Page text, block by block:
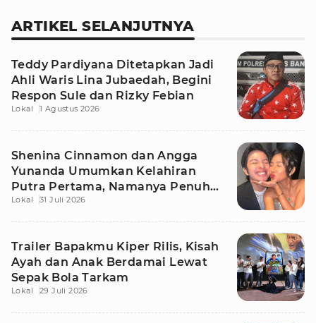
ARTIKEL SELANJUTNYA
Teddy Pardiyana Ditetapkan Jadi
Ahli Waris Lina Jubaedah, Begini
Respon Sule dan Rizky Febian
Lokal 1 Agustus 2026
Shenina Cinnamon dan Angga
Yunanda Umumkan Kelahiran
Putra Pertama, Namanya Penuh
Makna
Lokal 31 Juli 2026
Trailer Bapakmu Kiper Rilis, Kisah
Ayah dan Anak Berdamai Lewat
Sepak Bola Tarkam
Lokal 29 Juli 2026